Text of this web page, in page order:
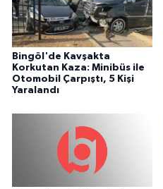
Bingöl'de Kavşakta
Korkutan Kaza: Minibüs ile
Otomobil Çarpıştı, 5 Kişi
Yaralandı